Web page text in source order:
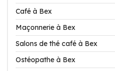
Café à Bex
Maçonnerie à Bex
Salons de thé café à Bex
Ostéopathe à Bex